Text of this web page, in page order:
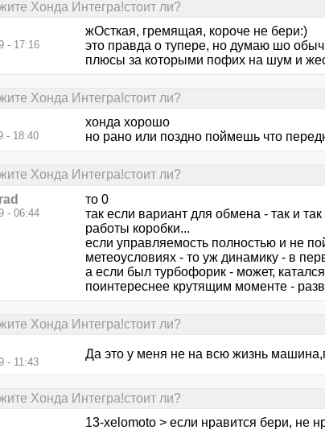
Хонда Интегра!стоит ли?
- 17:16
жОсткая, гремящая, короче не бери:)
это правда о тупере, но думаю шо
плюсы за которыми пофих на шум и
Хонда Интегра!стоит ли?
- 18:40
хонда хорошо
но рано или поздно поймешь что
Хонда Интегра!стоит ли?
- 06:44
то 0
так если вариант для обмена - так и
работы коробки...
если управляемость полностью и не
метеоусловиях - то уж динамику - в
а если был турбофорик - может,
поинтереснее крутящим моменте -
Хонда Интегра!стоит ли?
- 11:43
Да это у меня не на всю жизнь
Хонда Интегра!стоит ли?
13-xelomoto > если нравится бери, не